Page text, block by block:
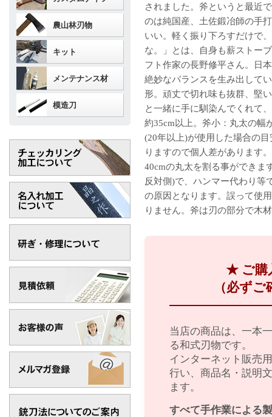
されました。斧というと最近
のは純国産、土佐鍛冶師の手
いい。軽く振り下ろすだけで
な。」とは、自身も薪ストー
フト作家の長野修平さん。日
絶妙なバランスを生み出して
形。頑丈で切れ味も抜群、堅
と一緒に手に馴染んでくれて
約35cm以上。斧小：丸太の幅
(20年以上)が使用した場合の
りますので個人差があります
40cmの丸太を割る事ができ
反対側)で、ハンマー代わり等
の原因となります。誤って使
りません。斧は刃の部分で木
★ ご購
（必ず
当店の商品は、一本
る和式刃物です。
インターネット販売
行い、商品名・説明
ます。
すべて手作業による
農山林刃物
キット
メンテナンス材
模造刀